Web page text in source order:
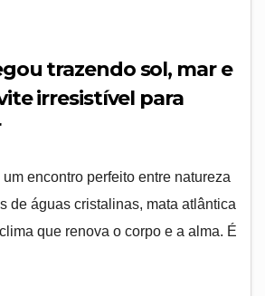
trazendo sol, mar e
irresistível para
encontro perfeito entre natureza
de águas cristalinas, mata atlântica
que renova o corpo e a alma. É